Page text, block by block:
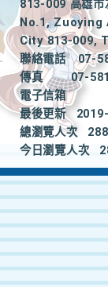
813-009 高雄市
No.1, Zuoying
City 813-009,
聯絡電話
07-
傳真
07-
電子信箱
最後更新
總瀏覽人次
今日瀏覽人次